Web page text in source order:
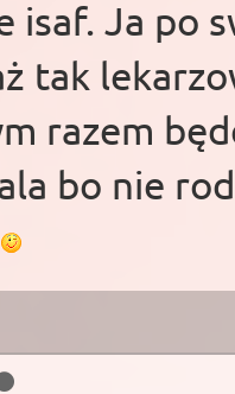
isaf. Ja po
tak
razem
bo nie